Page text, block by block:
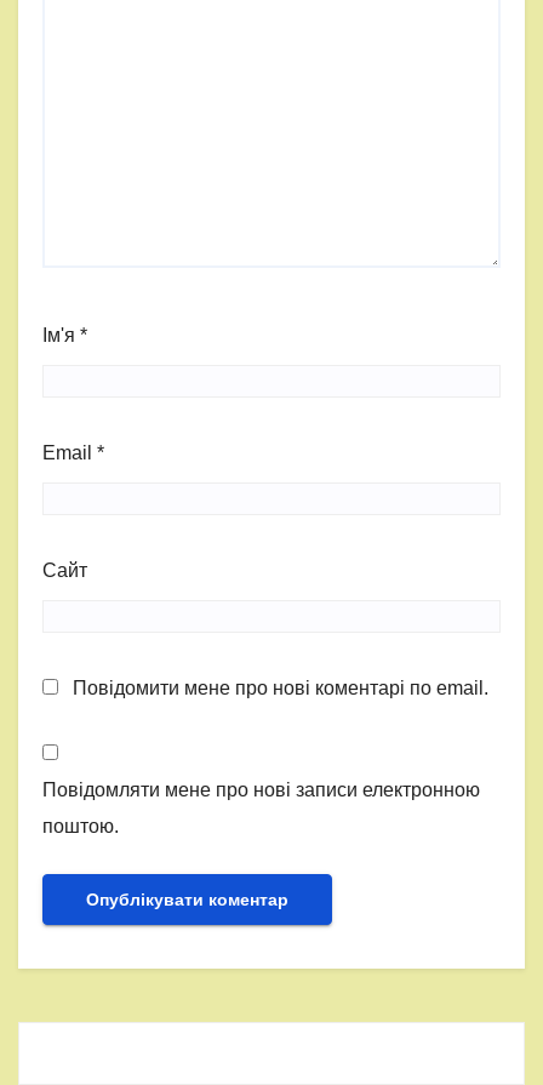
Ім'я *
Email *
Сайт
Повідомити мене про нові коментарі по email.
Повідомляти мене про нові записи електронною
поштою.